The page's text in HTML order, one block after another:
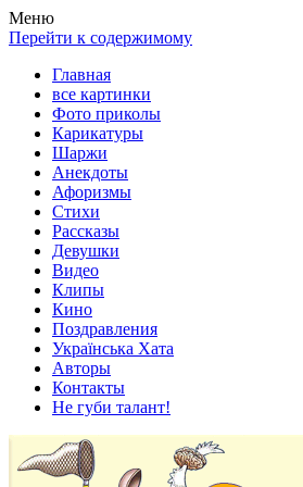
Весела хата — прикольные картинки,
Покажем всем ваши фото приколы,
Меню
Перейти к содержимому
Главная
все картинки
Фото приколы
Карикатуры
Шаржи
Анекдоты
Афоризмы
Стихи
Рассказы
Девушки
Видео
Клипы
Кино
Поздравления
Українська Хата
Авторы
Контакты
Не губи талант!